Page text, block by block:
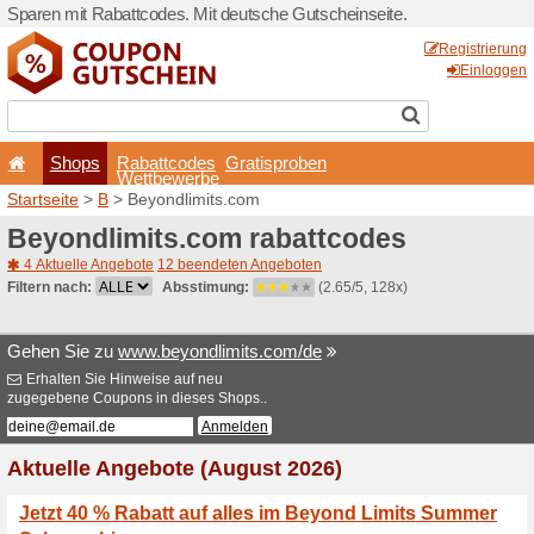
Sparen mit Rabattcodes.
Shops
Startseite>B>